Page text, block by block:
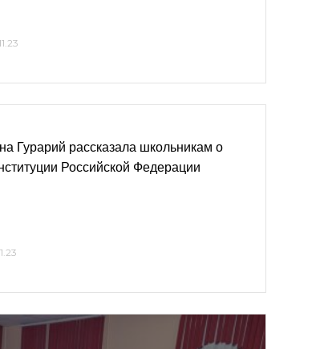
Гурарий рассказала школьникам о
Российской Федерации